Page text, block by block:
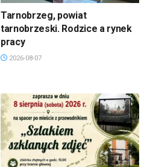
Tarnobrzeg, powiat
tarnobrzeski. Rodzice a rynek
pracy
2026-08-07